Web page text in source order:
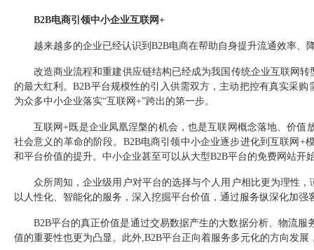
B2B电商引领中小企业互联网+
越来越多的企业已经认识到 B2B电商在帮助自身提升流通效率、
改造商业流程和重建供应链结构已经成为我国传统企业互联网转
的最大红利。B2B平台规模性的引入供需双方，主动把控有真实采
为众多中小企业落实“互联网 +”跨出的第一步。
互联网+既是企业凤凰涅槃的机会，也是互联网概念落地、价
社会意义的革命的阶段。 B2B电商引领中小企业逐步进化到互联网 +
和平台价值的提升。中小企业甚至可以从大型B2B平台的免费网 站开
众所周知，企业级用户对平台的选择与个人用户相比更为理性，
以人性化、智能化的服务，深入挖掘平台价值，通过服务纵深化加
B2B平台的真正价值是通过交易数据产生的大数据分析、物流
值的重要性也更为凸显。此外,B2B平台正向着服务多元化的方向发展